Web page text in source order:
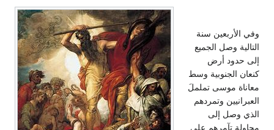
وفي الأربعين سنة
التالية وصل الجميع
إلى حدود أرض
كنعان الجنوبية وسط
معاناة موسى تململَ
العبرانيين وتمردهم
الذي وصل إلى
محاولة تآمرهم على